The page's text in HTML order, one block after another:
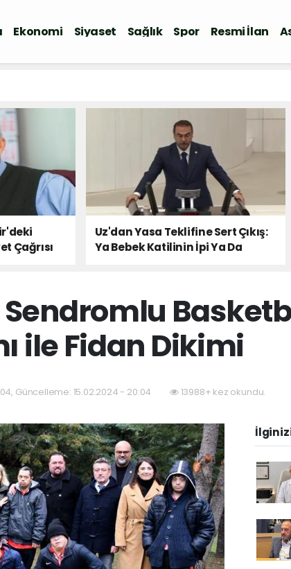
Ekonomi Siyaset Sağlık Spor Resmi İlan
Çağrısı
Uz'dan Yasa Teklifine Sert Çıkış:
Ya Bebek Katilinin İpi Ya Da
Sendromlu
ile Fidan Dikimi
Güncelleme: 15.02.2024 - 20:04 13988+ kez okundu.